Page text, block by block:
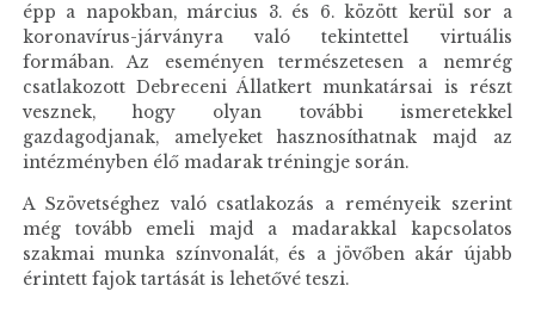
épp a napokban, március 3. és 6. között kerül sor a
koronavírus-járványra való tekintettel virtuális
formában. Az eseményen természetesen a nemrég
csatlakozott Debreceni Állatkert munkatársai is részt
vesznek, hogy olyan további ismeretekkel
gazdagodjanak, amelyeket hasznosíthatnak majd az
intézményben élő madarak tréningje során.
A Szövetséghez való csatlakozás a reményeik szerint
még tovább emeli majd a madarakkal kapcsolatos
szakmai munka színvonalát, és a jövőben akár újabb
érintett fajok tartását is lehetővé teszi.